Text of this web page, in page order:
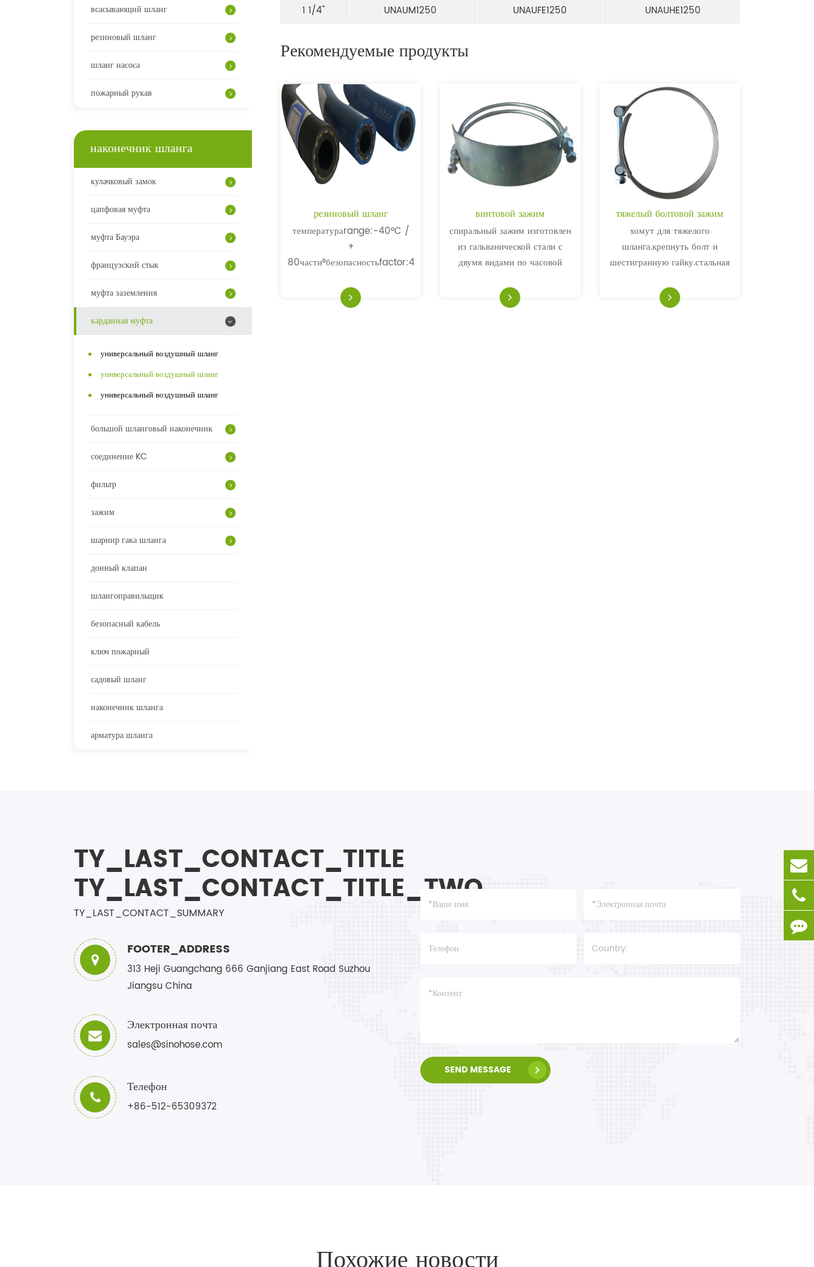
1 1/4"
UNAUM1250 UNAUFE1250 UNAUHE1250
Рекомендуемые продукты
резиновый шланг
температураrange:-40°C /
+
80части°безопасностьfactor:4:
гладкий,
электропроводностьforcement:Textile
винтовой зажим
спиральный зажим изготовлен
из гальванической стали с
двумя видами по часовой
часовой стрелки (левой).Они
были сделаны на крышке
тяжелый болтовой зажим
хомут для тяжелого
шланга.крепнуть болт и
шестигранную гайку.стальная
гайка изготовлены из 304
нержавеющей стали, имеющей
всасывающий шланг
резиновый шланг
шланг насоса
пожарный рукав
наконечник шланга
кулачковый замок
цапфовая муфта
муфта Бауэра
французский стык
муфта заземления
карданная муфта
универсальный воздушный шланг
универсальный воздушный шланг
универсальный воздушный шланг
большой шланговый наконечник
соединение KC
фильтр
зажим
шарнир гака шланга
донный клапан
шлангоправильщик
безопасный кабель
ключ пожарный
садовый шланг
наконечник шланга
арматура шланга
TY_LAST_CONTACT_TITLE
TY_LAST_CONTACT_TITLE_TWO
TY_LAST_CONTACT_SUMMARY
FOOTER_ADDRESS
313 Heji Guangchang 666 Ganjiang East Road Suzhou
Jiangsu China
Электронная почта
sales@sinohose.com
Телефон
+86-512-65309372
SEND MESSAGE